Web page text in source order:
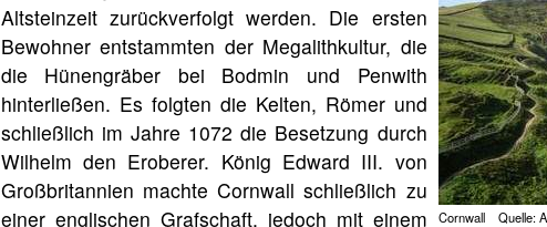
Cornwall Quelle:
Altsteinzeit zurückverfolgt werden. Die ersten
Bewohner entstammten der Megalithkultur, die
die Hünengräber bei Bodmin und Penwith
hinterließen. Es folgten die Kelten, Römer und
schließlich im Jahre 1072 die Besetzung durch
Wilhelm den Eroberer. König Edward III. von
Großbritannien machte Cornwall schließlich zu
einer englischen Grafschaft, jedoch mit einem